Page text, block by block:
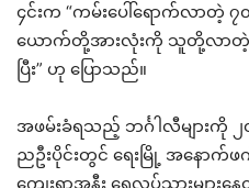
၄င်းက “ကမ်းပေါ်ရောက်လာတဲ့
ယောက်တို့အားလုံးကို သူတို့လာတဲ့လ
ပြီး” ဟု ပြောသည်။
အဖမ်းခံရသည့် ဘင်္ဂါလီများကို
ညဦးပိုင်းတွင် ရေးမြို့ အနောက်
ကျေးရွာအနီး ရေလုပ်သားများန